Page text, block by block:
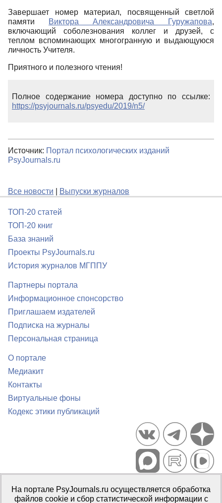
Завершает номер материал, посвященный светлой
памяти
Виктора Александровича Гуружапова,
включающий соболезнования коллег и друзей, с
теплом вспоминающих многогранную и выдающуюся
личность Учителя.
Приятного и полезного чтения!
Полное содержание номера доступно по ссылке:
https://psyjournals.ru/psyedu/2019/n5/
Источник: Портал психологических изданий
PsyJournals.ru
Все новости Выпуски журналов
ТОП-20 статей
ТОП-20 книг
База знаний
Проекты PsyJournals.ru
История журналов МГППУ
Партнеры портала
Информационное спонсорство
Приглашаем издателей
Подписка на журналы
Персональная страница
О портале
Медиакит
Контакты
Виртуальные фоны
Кодекс этики публикаций
Портал психологических изданий PsyJournals.ru, 2007–2026
Правила использования материалов
На портале PsyJournals.ru осуществляется обработка
файлов cookie и сбор статистической информации с